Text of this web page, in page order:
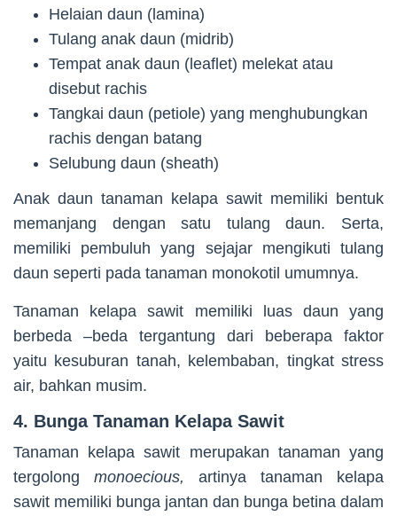
Helaian daun (lamina)
Tulang anak daun (midrib)
Tempat anak daun (leaflet) melekat atau
disebut rachis
Tangkai daun (petiole) yang menghubungkan
rachis dengan batang
Selubung daun (sheath)
Anak daun tanaman kelapa sawit memiliki bentuk
memanjang dengan satu tulang daun. Serta,
memiliki pembuluh yang sejajar mengikuti tulang
daun seperti pada tanaman monokotil umumnya.
Tanaman kelapa sawit memiliki luas daun yang
berbeda –beda tergantung dari beberapa faktor
yaitu kesuburan tanah, kelembaban, tingkat stress
air, bahkan musim.
4. Bunga Tanaman Kelapa Sawit
Tanaman kelapa sawit merupakan tanaman yang
tergolong monoecious, artinya tanaman kelapa
sawit memiliki bunga jantan dan bunga betina dalam